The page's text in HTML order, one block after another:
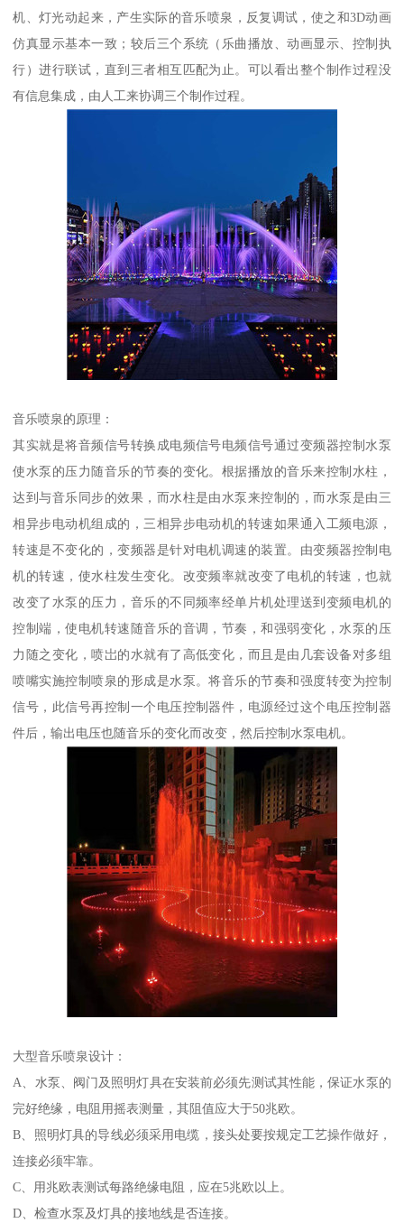
机、灯光动起来，产生实际的音乐喷泉，反复调试，使之和3D动画
仿真显示基本一致；较后三个系统（乐曲播放、动画显示、控制执
行）进行联试，直到三者相互匹配为止。可以看出整个制作过程没
有信息集成，由人工来协调三个制作过程。
音乐喷泉的原理：
其实就是将音频信号转换成电频信号电频信号通过变频器控制水泵
使水泵的压力随音乐的节奏的变化。根据播放的音乐来控制水柱，
达到与音乐同步的效果，而水柱是由水泵来控制的，而水泵是由三
相异步电动机组成的，三相异步电动机的转速如果通入工频电源，
转速是不变化的，变频器是针对电机调速的装置。由变频器控制电
机的转速，使水柱发生变化。改变频率就改变了电机的转速，也就
改变了水泵的压力，音乐的不同频率经单片机处理送到变频电机的
控制端，使电机转速随音乐的音调，节奏，和强弱变化，水泵的压
力随之变化，喷岀的水就有了高低变化，而且是由几套设备对多组
喷嘴实施控制喷泉的形成是水泵。将音乐的节奏和强度转变为控制
信号，此信号再控制一个电压控制器件，电源经过这个电压控制器
件后，输出电压也随音乐的变化而改变，然后控制水泵电机。
大型音乐喷泉设计：
A、水泵、阀门及照明灯具在安装前必须先测试其性能，保证水泵的
完好绝缘，电阻用摇表测量，其阻值应大于50兆欧。
B、照明灯具的导线必须采用电缆，接头处要按规定工艺操作做好，
连接必须牢靠。
C、用兆欧表测试每路绝缘电阻，应在5兆欧以上。
D、检查水泵及灯具的接地线是否连接。